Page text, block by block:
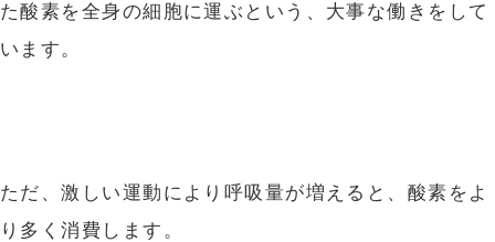
た酸素を全身の細胞に運ぶという、大事な働きをして
います。
ただ、激しい運動により呼吸量が増えると、酸素をよ
り多く消費します。